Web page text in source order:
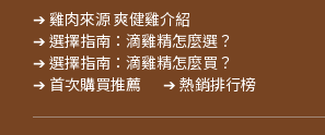
➔ 雞肉來源 爽健雞介紹
➔ 選擇指南：滴雞精怎麼選？
➔ 選擇指南：滴雞精怎麼買？
➔ 首次購買推薦
➔ 熱銷排行榜